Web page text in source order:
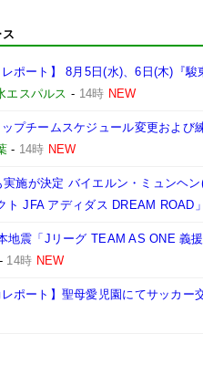
レポート】 8月5日(水)、6日(木)『
エスパルス - 14時 NEW
ップチームスケジュール変更およ
- 14時 NEW
実施が決定 バイエルン・ミュンヘ
ト JFA アディダス DREAM ROAD
地震「Jリーグ TEAM AS ONE 義
- 14時 NEW
レポート】聖母愛児園にてサッカー